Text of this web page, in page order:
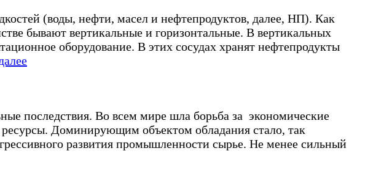
(воды, нефти, масел и нефтепродуктов, далее, НП). Как
бывают вертикальные и горизонтальные. В вертикальных
оборудование. В этих сосудах хранят нефтепродукты
последствия. Во всем мире шла борьба за экономические
Доминирующим объектом обладания стало, так
развития промышленности сырье. Не менее сильный